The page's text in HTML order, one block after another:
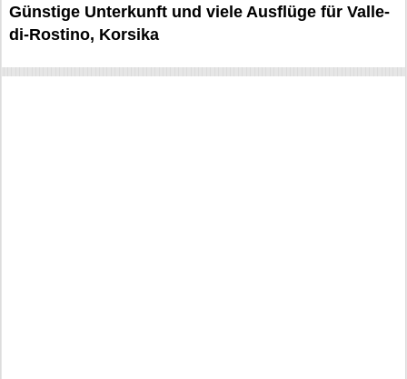
Günstige Unterkunft und viele Ausflüge für Valle-
di-Rostino, Korsika